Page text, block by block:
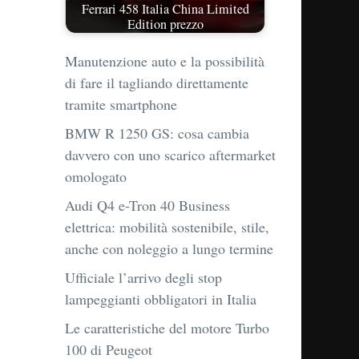
Ferrari 458 Italia China Limited
Edition prezzo
Manutenzione auto e la possibilità
di fare il tagliando direttamente
tramite smartphone
BMW R 1250 GS: cosa cambia
davvero con uno scarico aftermarket
omologato
Audi Q4 e-Tron 40 Business
elettrica: mobilità sostenibile, stile,
anche con noleggio a lungo termine
Ufficiale l’arrivo degli stop
lampeggianti obbligatori in Italia
Le caratteristiche del motore Turbo
100 di Peugeot